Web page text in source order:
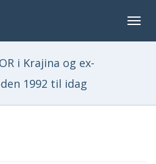
i Krajina og ex-
1992 til idag